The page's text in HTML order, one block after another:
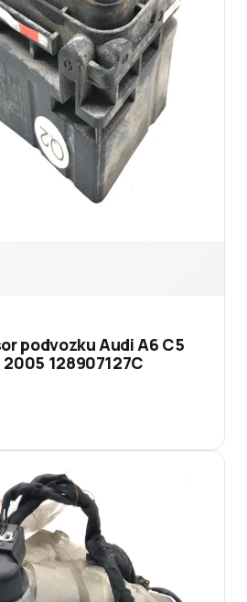
podvozku Audi A6 C5
128907127C